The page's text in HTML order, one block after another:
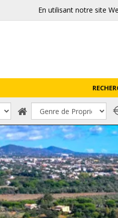
En utilisant notre site